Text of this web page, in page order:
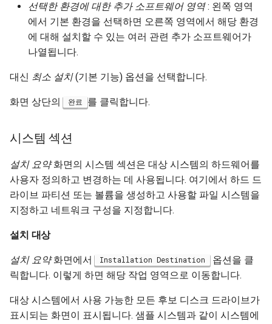
선택한 환경에 대한 추가 소프트웨어 영역: 왼쪽 영역
에서 기본 환경을 선택하면 오른쪽 영역에서 해당 환경
에 대해 설치할 수 있는 여러 관련 추가 소프트웨어가
나열됩니다.
대신 최소 설치(기본 기능) 옵션을 선택합니다.
화면 상단의 완료 를 클릭합니다.
시스템 섹션
설치 요약화면의 시스템 섹션은 대상 시스템의 하드웨어를
사용자 정의하고 변경하는 데 사용됩니다. 여기에서 하드 드
라이브 파티션 또는 볼륨을 생성하고 사용할 파일 시스템을
지정하고 네트워크 구성을 지정합니다.
설치 대상
설치 요약화면에서 Installation Destination 옵션을 클
릭합니다. 이렇게 하면 해당 작업 영역으로 이동합니다.
대상 시스템에서 사용 가능한 모든 후보 디스크 드라이브가
표시되는 화면이 표시됩니다. 샘플 시스템과 같이 시스템에